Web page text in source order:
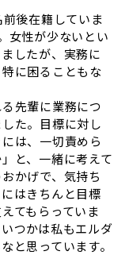
後在籍していま
女性が少ないとい
したが、実務に
に困ることもな
先輩に業務につ
た。目標に対し
は、一切責めら
と、一緒に考えて
かげで、気持ち
はきちんと目標
てもらっていま
つかは私もエルダ
と思っています。